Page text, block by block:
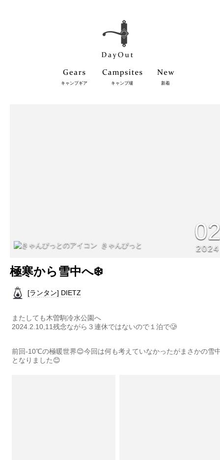
キャンプギア キャンプ場 新着
きゃんぴっと 2024
極寒から雪中へ❄️
[ランタン] DIETZ
またしても木曽駒冷水公園へ
2024.2.10,11残念ながら３連休ではないので１泊で🥲
前回-10℃の極暖世界😊今回は何も考えていなかったがまさかの雪
となりました😊